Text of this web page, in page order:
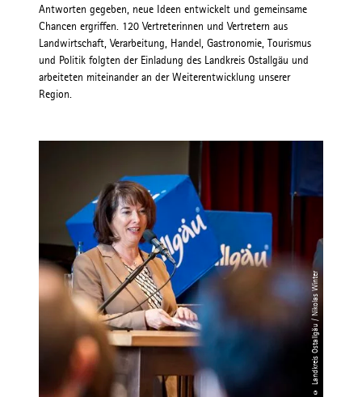
Antworten gegeben, neue Ideen entwickelt und gemeinsame
Chancen ergriffen. 120 Vertreterinnen und Vertretern aus
Landwirtschaft, Verarbeitung, Handel, Gastronomie, Tourismus
und Politik folgten der Einladung des Landkreis Ostallgäu und
arbeiteten miteinander an der Weiterentwicklung unserer
Region.
© Landkreis Ostallgäu / Nikolas Winter